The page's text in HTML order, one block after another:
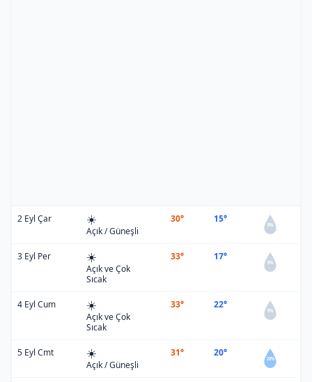
2 Eyl Çar ☀️
Açık / Güneşli
30° 15°
0%
3 Eyl Per ☀️
Açık ve Çok
Sıcak
33° 17°
0%
4 Eyl Cum ☀️
Açık ve Çok
Sıcak
33° 22°
0%
5 Eyl Cmt ☀️
Açık / Güneşli
31° 20°
20%